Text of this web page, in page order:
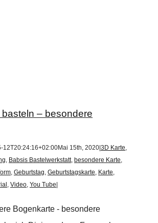
– besondere
12T20:24:16+02:00Mai 15th, 2020 3D Karte,
, Babsis Bastelwerkstatt, besondere Karte,
, Geburtstag, Geburtstagskarte, Karte,
, Video, You Tube
Bogenkarte - besondere